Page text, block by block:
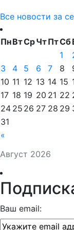
Все новости за
Август 2026
ПнВтСрЧтПтСб
«
1
3
4 5 6 7 8
10 11 12 13 14 15
17 18 19 20 21 22
24 25 26 27 28 29
31
Ваш email: